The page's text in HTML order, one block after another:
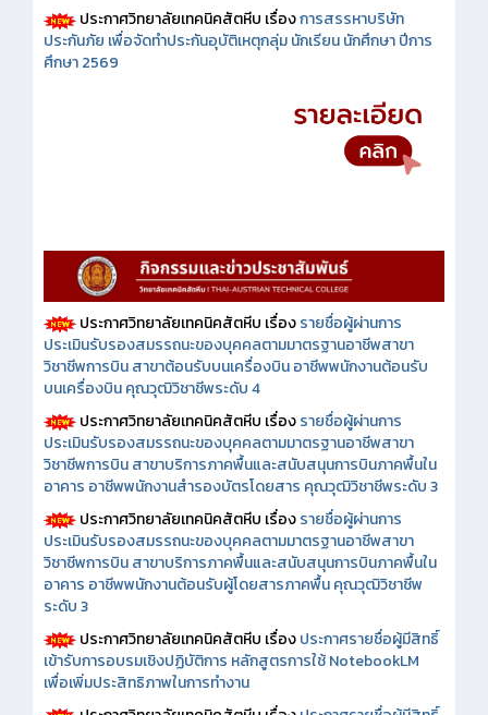
ประกาศวิทยาลัยเทคนิคสัตหีบ เรื่องการสรรหาบริษัท
ประกันภัย เพื่อจัดทำประกันอุบัติเหตุกลุ่ม นักเรียน นักศึกษา ปีการ
ศึกษา 2569
ประกาศวิทยาลัยเทคนิคสัตหีบ เรื่องรายชื่อผู้ผ่านการ
ประเมินรับรองสมรรถนะของบุคคลตามมาตรฐานอาชีพสาขา
วิชาชีพการบิน สาขาต้อนรับบนเครื่องบิน อาชีพพนักงานต้อนรับ
บนเครื่องบิน คุณวุฒิวิชาชีพระดับ 4
ประกาศวิทยาลัยเทคนิคสัตหีบ เรื่องรายชื่อผู้ผ่านการ
ประเมินรับรองสมรรถนะของบุคคลตามมาตรฐานอาชีพสาขา
วิชาชีพการบิน สาขาบริการภาคพื้นและสนับสนุนการบินภาคพื้นใน
อาคาร อาชีพพนักงานสำรองบัตรโดยสาร คุณวุฒิวิชาชีพระดับ 3
ประกาศวิทยาลัยเทคนิคสัตหีบ เรื่องรายชื่อผู้ผ่านการ
ประเมินรับรองสมรรถนะของบุคคลตามมาตรฐานอาชีพสาขา
วิชาชีพการบิน สาขาบริการภาคพื้นและสนับสนุนการบินภาคพื้นใน
อาคาร อาชีพพนักงานต้อนรับผู้โดยสารภาคพื้น คุณวุฒิวิชาชีพ
ระดับ 3
ประกาศวิทยาลัยเทคนิคสัตหีบ เรื่องประกาศรายชื่อผู้มีสิทธิ์
เข้ารับการอบรมเชิงปฏิบัติการ หลักสูตรการใช้ NotebookLM
เพื่อเพิ่มประสิทธิภาพในการทำงาน